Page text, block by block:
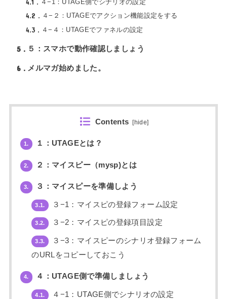
4.1 ４−1：UTAGE側でシナリオの設定
4.2 ４−２：UTAGEでアクション機能設定をする
4.3 ４−４：UTAGEでファネルの設定
5 ５：スマホで動作確認しましょう
6 メルマガ始めました。
Contents [hide]
1. １：UTAGEとは？
2. ２：マイスピー（mysp)とは
3. ３：マイスピーを準備しよう
3.1. ３−1：マイスピの登録フォーム設定
3.2. ３−2：マイスピの登録項目設定
3.3.
３−3：マイスピーのシナリオ登録フォーム
のURLをコピーしておこう
4. ４：UTAGE側で準備しましょう
4.1. ４−1：UTAGE側でシナリオの設定